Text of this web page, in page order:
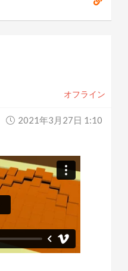
オフライン
2021年3月27日 1:10